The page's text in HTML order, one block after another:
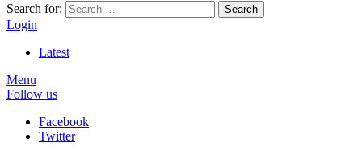
Search for:
Search
Login
Latest
Menu
Follow us
Facebook
Twitter